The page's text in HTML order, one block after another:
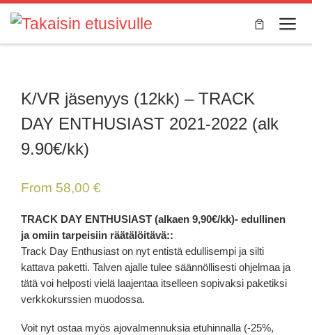
Skip to content
K/VR jäsenyys (12kk) – TRACK
DAY ENTHUSIAST 2021-2022 (alk
9.90€/kk)
From 58,00 €
TRACK DAY ENTHUSIAST (alkaen 9,90€/kk)- edullinen
ja omiin tarpeisiin räätälöitävä::
Track Day Enthusiast on nyt entistä edullisempi ja silti
kattava paketti. Talven ajalle tulee säännöllisesti ohjelmaa ja
tätä voi helposti vielä laajentaa itselleen sopivaksi paketiksi
verkkokurssien muodossa.
Voit nyt ostaa myös ajovalmennuksia etuhinnalla (-25%,